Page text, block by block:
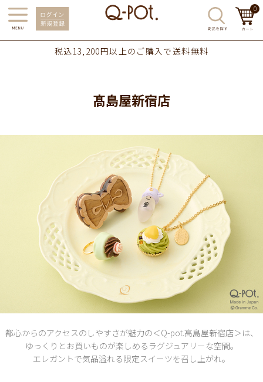
0
税込13,200円以上のご購入で送料無料
髙島屋新宿店
都心からのアクセスのしやすさが魅力の＜Q-pot.高島屋新宿店＞は、
ゆっくりとお買いものが楽しめるラグジュアリーな空間。
エレガントで気品溢れる限定スイーツを召し上がれ。